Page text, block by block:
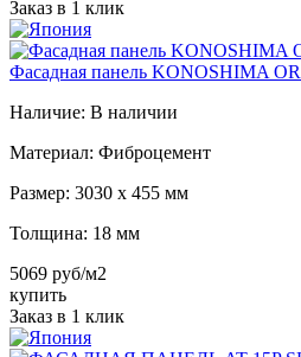
Заказ в 1 клик
Фасадная панель KONOSHIMA
Наличие: В наличии
Материал: Фиброцемент
Размер: 3030 х 455 мм
Толщина: 18 мм
5069 руб/м2
купить
Заказ в 1 клик